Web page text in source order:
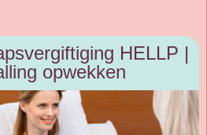
HELLP |
opwekken